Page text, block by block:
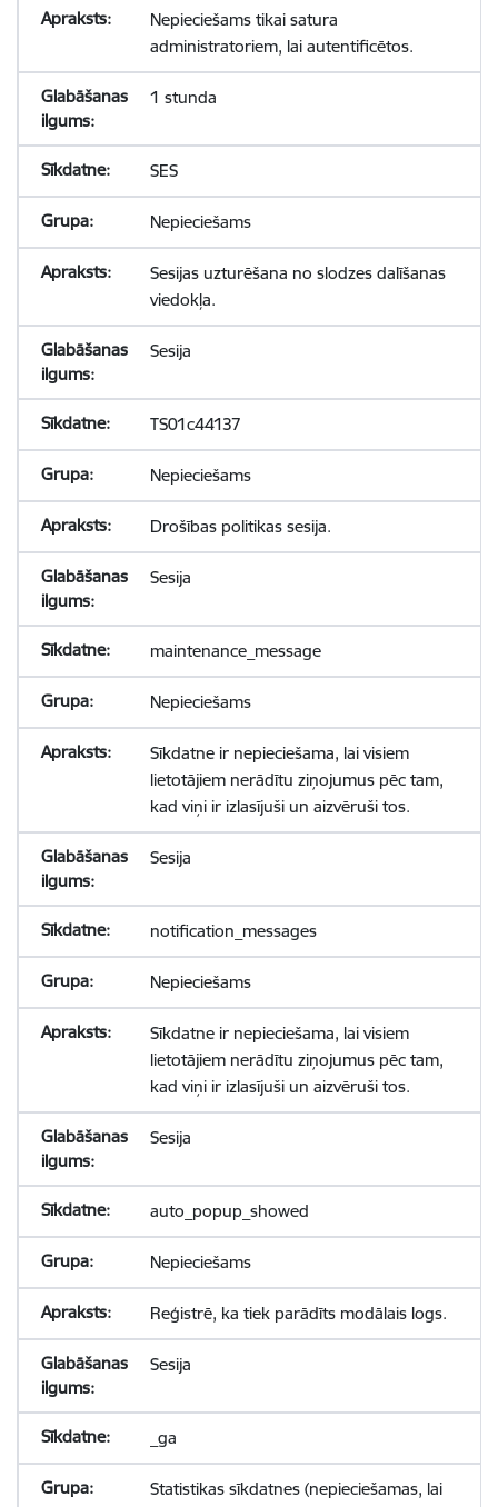
Nepieciešams tikai satura
administratoriem, lai autentificētos.
1 stunda
SES
Nepieciešams
Sesijas uzturēšana no slodzes dalīšanas
viedokļa.
Sesija
TS01c44137
Nepieciešams
Drošības politikas sesija.
Sesija
maintenance_message
Nepieciešams
Sīkdatne ir nepieciešama, lai visiem
lietotājiem nerādītu ziņojumus pēc tam,
kad viņi ir izlasījuši un aizvēruši tos.
Sesija
notification_messages
Nepieciešams
Sīkdatne ir nepieciešama, lai visiem
lietotājiem nerādītu ziņojumus pēc tam,
kad viņi ir izlasījuši un aizvēruši tos.
Sesija
auto_popup_showed
Nepieciešams
Reģistrē, ka tiek parādīts modālais logs.
Sesija
_ga
Statistikas sīkdatnes (nepieciešamas, lai